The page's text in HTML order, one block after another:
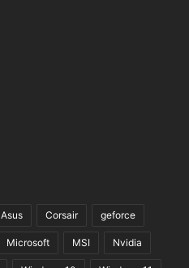
Asus Corsair geforce
Microsoft MSI Nvidia